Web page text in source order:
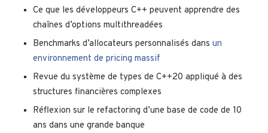
Ce que les développeurs C++ peuvent apprendre des
chaînes d’options multithreadées
Benchmarks d’allocateurs personnalisés dans un
environnement de pricing massif
Revue du système de types de C++20 appliqué à des
structures financières complexes
Réflexion sur le refactoring d’une base de code de 10
ans dans une grande banque